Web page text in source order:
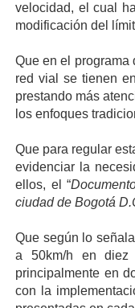
velocidad, el cual
modificación del
Que en el programa
red vial se tienen
prestando más
los enfoques
Que para regular
evidenciar la
ellos, el “
ciudad de Bogotá
Que según lo
a 50km/h en diez
principalmente en
con la